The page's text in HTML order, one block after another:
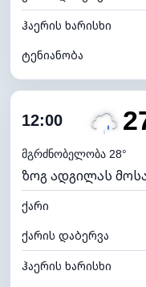
ჰაერის ხარისხი
ტენიანობა
ღრუბლიანობა
ნამის წერტილი
ხილვადობა
განათების ინდექსი
ღრუბლის სიმაღლე
12:00
მგრძნობელობა 28°
ზოგ ადგილას
ქარი
ქარის დაბერვა
ჰაერის ხარისხი